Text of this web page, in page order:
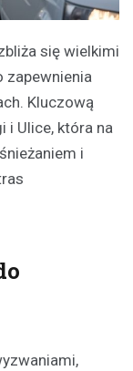
się wielkimi
zapewnienia
Kluczową
i Ulice, która na
i